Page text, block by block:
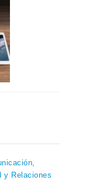
y Relaciones